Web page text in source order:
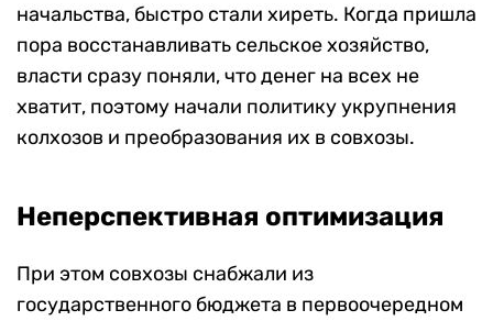
начальства, быстро стали хиреть. Когда пришла
пора восстанавливать сельское хозяйство,
власти сразу поняли, что денег на всех не
хватит, поэтому начали политику укрупнения
колхозов и преобразования их в совхозы.
Неперспективная оптимизация
При этом совхозы снабжали из
государственного бюджета в первоочередном